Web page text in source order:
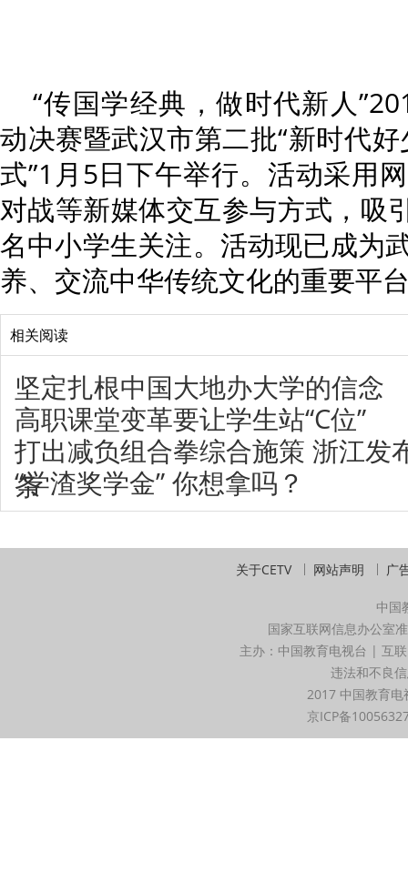
“传国学经典，做时代新人
动决赛暨武汉市第二批“新时代
式”1月5日下午举行。活动采用
对战等新媒体交互参与方式，吸
名中小学生关注。活动现已成为
养、交流中华传统文化的重要平
相关阅读
坚定扎根中国大地办大学的信念
高职课堂变革要让学生站“C位”
打出减负组合拳综合施策 浙江发
条
“学渣奖学金” 你想拿吗？
关于CETV 网站声明 广
中国
国家互联网信息办公室
主办：中国教育电视台 | 互
违法和不良
2017 中国教育
京ICP备